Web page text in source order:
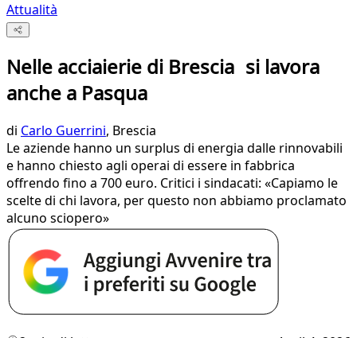
Attualità
Nelle acciaierie di Brescia si lavora
anche a Pasqua
di Carlo Guerrini, Brescia
Le aziende hanno un surplus di energia dalle rinnovabili
e hanno chiesto agli operai di essere in fabbrica
offrendo fino a 700 euro. Critici i sindacati: «Capiamo le
scelte di chi lavora, per questo non abbiamo proclamato
alcuno sciopero»